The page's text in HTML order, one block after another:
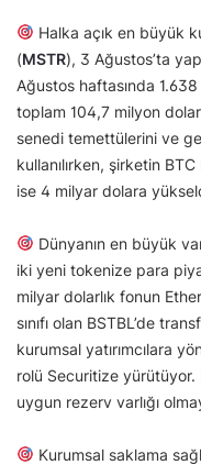
Halka açık en büyük
(MSTR), 3 Ağustos’ta
Ağustos haftasında
toplam 104,7 milyon
senedi temettülerini ve
kullanılırken, şirketin
ise 4 milyar dolara
Dünyanın en büyük
iki yeni tokenize para
milyar dolarlık fonun
sınıfı olan BSTBL’de
kurumsal yatırımcılara
rolü Securitize yürütüyor.
uygun rezerv varlığı
Kurumsal saklama